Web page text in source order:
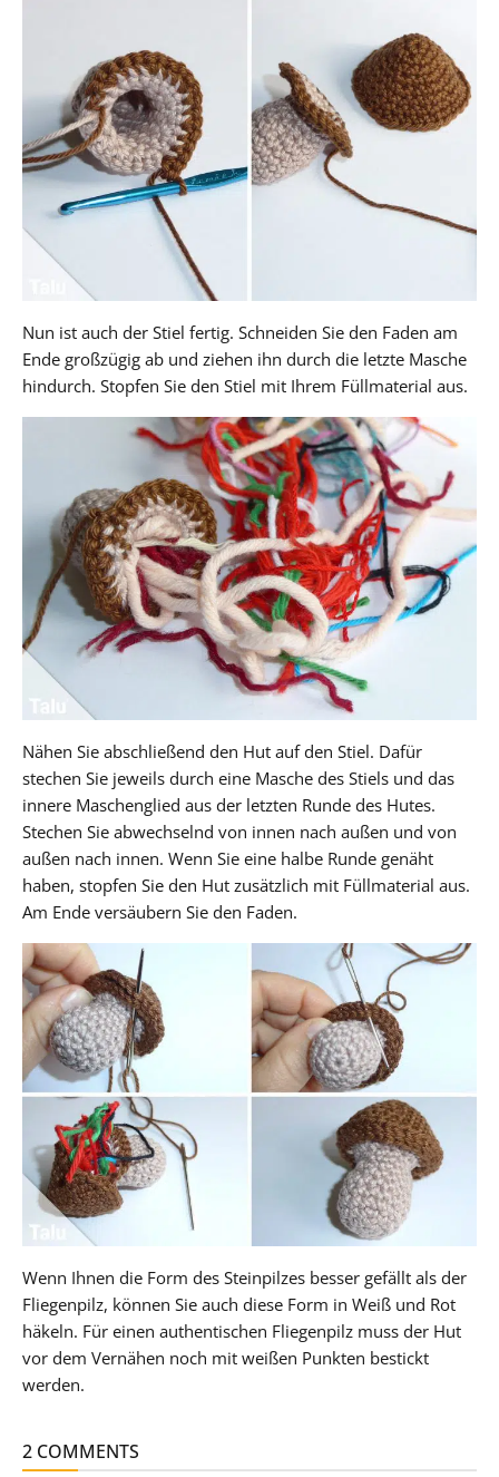
Nun ist auch der Stiel fertig. Schneiden Sie den Faden am
Ende großzügig ab und ziehen ihn durch die letzte Masche
hindurch. Stopfen Sie den Stiel mit Ihrem Füllmaterial aus.
Nähen Sie abschließend den Hut auf den Stiel. Dafür
stechen Sie jeweils durch eine Masche des Stiels und das
innere Maschenglied aus der letzten Runde des Hutes.
Stechen Sie abwechselnd von innen nach außen und von
außen nach innen. Wenn Sie eine halbe Runde genäht
haben, stopfen Sie den Hut zusätzlich mit Füllmaterial aus.
Am Ende versäubern Sie den Faden.
Wenn Ihnen die Form des Steinpilzes besser gefällt als der
Fliegenpilz, können Sie auch diese Form in Weiß und Rot
häkeln. Für einen authentischen Fliegenpilz muss der Hut
vor dem Vernähen noch mit weißen Punkten bestickt
werden.
2 COMMENTS